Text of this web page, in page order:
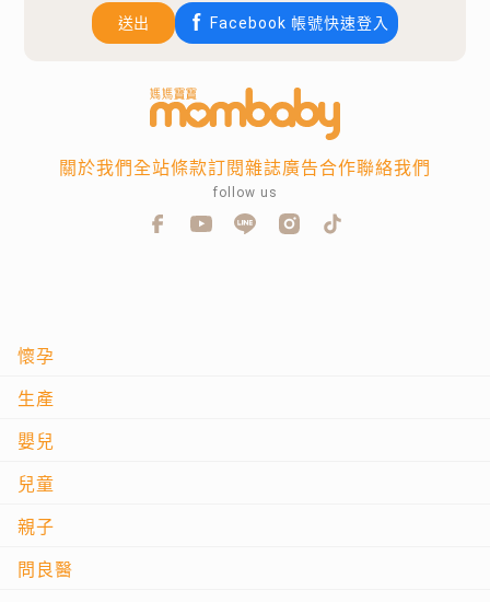
送出
Facebook 帳號快速登入
懷孕
生產
嬰兒
兒童
親子
問良醫
關於我們全站條款訂閱雜誌廣告合作聯絡我們
follow us